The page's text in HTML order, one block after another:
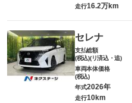
走行16.2万km
セレナ
支払総額
(税込)(リ済込・追)
車両本体価格
(税込)
年式2026年
走行10km